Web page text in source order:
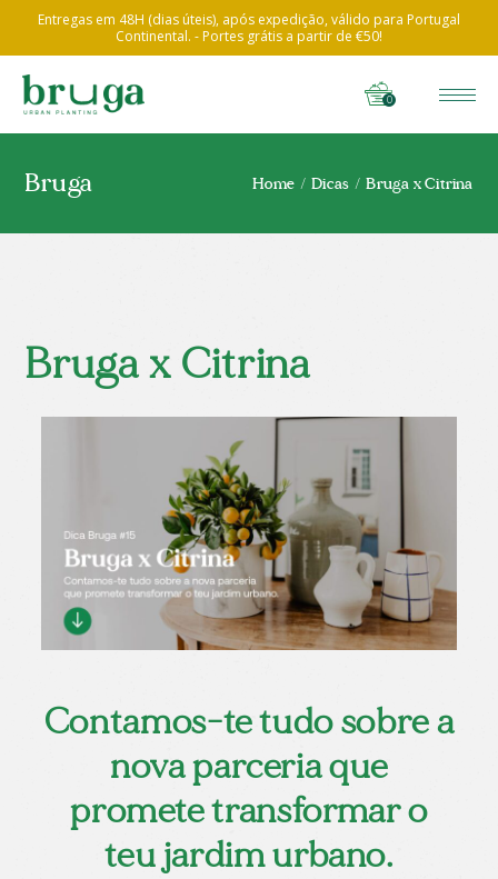
Entregas em 48H (dias úteis), após expedição, válido para Portugal
Continental. - Portes grátis a partir de €50!
0
Bruga Home Dicas Bruga x Citrina
Bruga x Citrina
Contamos-te tudo sobre a
nova parceria que
promete transformar o
teu jardim urbano.